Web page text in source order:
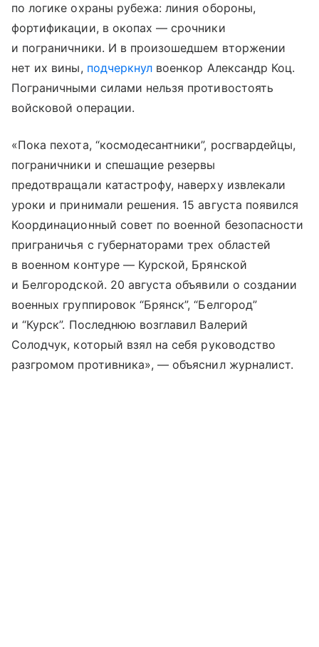
по логике охраны рубежа: линия обороны,
фортификации, в окопах — срочники
и пограничники. И в произошедшем вторжении
нет их вины, подчеркнул военкор Александр Коц.
Пограничными силами нельзя противостоять
войсковой операции.
«Пока пехота, “космодесантники”, росгвардейцы,
пограничники и спешащие резервы
предотвращали катастрофу, наверху извлекали
уроки и принимали решения. 15 августа появился
Координационный совет по военной безопасности
приграничья с губернаторами трех областей
в военном контуре — Курской, Брянской
и Белгородской. 20 августа объявили о создании
военных группировок “Брянск”, “Белгород”
и “Курск”. Последнюю возглавил Валерий
Солодчук, который взял на себя руководство
разгромом противника», — объяснил журналист.